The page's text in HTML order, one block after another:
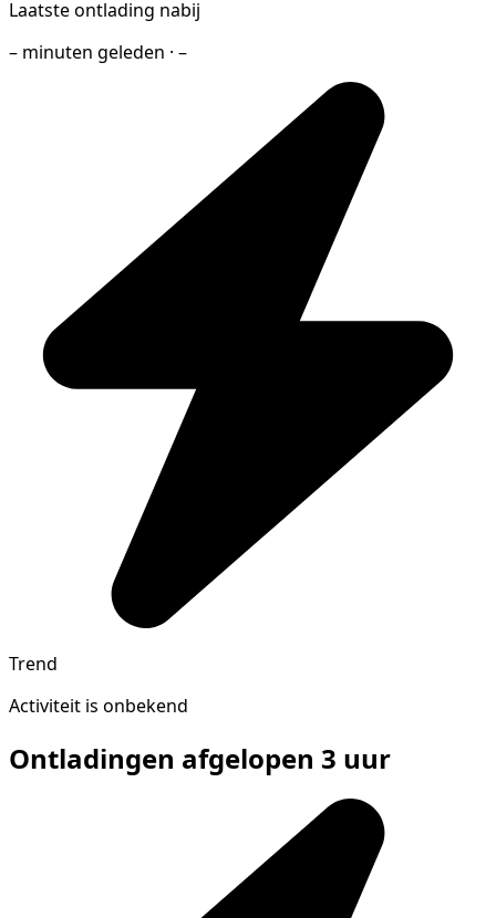
Laatste ontlading nabij
– minuten geleden · –
Trend
Activiteit is onbekend
Ontladingen afgelopen 3 uur